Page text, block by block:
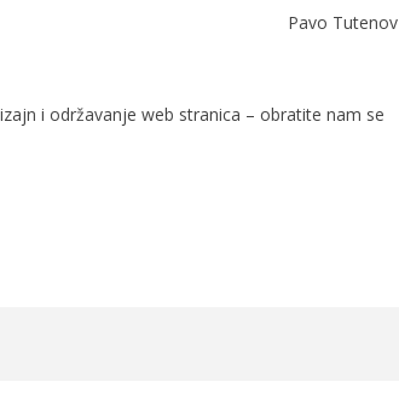
Pavo Tutenov
i održavanje web stranica – obratite nam se